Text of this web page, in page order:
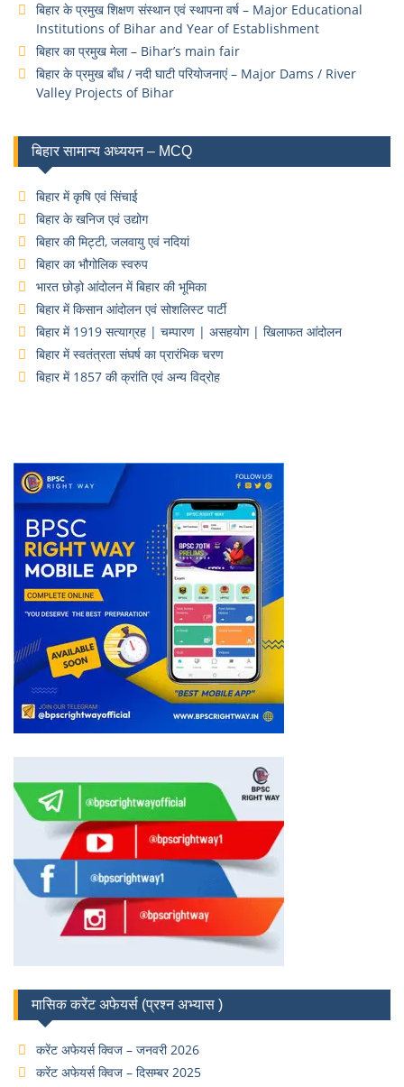
बिहार के प्रमुख शिक्षण संस्थान एवं स्थापना वर्ष – Major Educational
Institutions of Bihar and Year of Establishment
बिहार का प्रमुख मेला – Bihar’s main fair
बिहार के प्रमुख बाँध / नदी घाटी परियोजनाएं – Major Dams / River
Valley Projects of Bihar
बिहार सामान्य अध्ययन – MCQ
बिहार में कृषि एवं सिंचाई
बिहार के खनिज एवं उद्योग
बिहार की मिट्टी, जलवायु एवं नदियां
बिहार का भौगोलिक स्वरुप
भारत छोड़ो आंदोलन में बिहार की भूमिका
बिहार में किसान आंदोलन एवं सोशलिस्ट पार्टी
बिहार में 1919 सत्याग्रह | चम्पारण | असहयोग | खिलाफत आंदोलन
बिहार में स्वतंत्रता संघर्ष का प्रारंभिक चरण
बिहार में 1857 की क्रांति एवं अन्य विद्रोह
मासिक करेंट अफेयर्स (प्रश्न अभ्यास )
करेंट अफेयर्स क्विज – जनवरी 2026
करेंट अफेयर्स क्विज – दिसम्बर 2025